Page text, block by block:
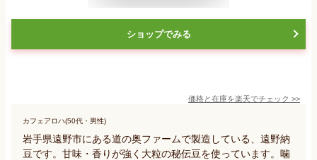
ショップでみる
価格と在庫を楽天でチェック >>
カフェアロハ(50代・男性)
岩手県遠野市にある道の奥ファームで製造している、遠野納
豆です。甘味・香りが強く大粒の秘伝豆を使っています。噛